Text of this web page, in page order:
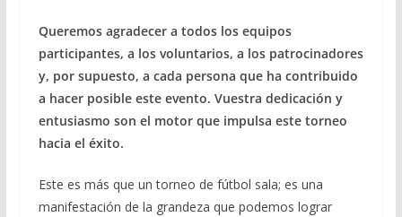
Queremos agradecer a todos los equipos
participantes, a los voluntarios, a los patrocinadores
y, por supuesto, a cada persona que ha contribuido
a hacer posible este evento. Vuestra dedicación y
entusiasmo son el motor que impulsa este torneo
hacia el éxito.
Este es más que un torneo de fútbol sala; es una
manifestación de la grandeza que podemos lograr